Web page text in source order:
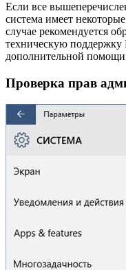
Если все
система имеет
случае рекомендуется
техническую поддержку
дополнительной
Проверка прав